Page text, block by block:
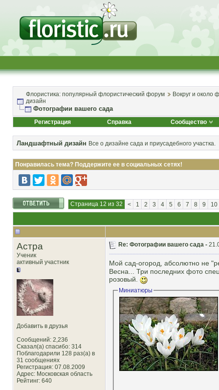
Флористика: популярный флористический форум
Вокруг и около
дизайн
Фотографии вашего сада
Регистрация Справка Сообщество
Ландшафтный дизайн Все о дизайне сада и приусадебного участка.
Понравилась тема? Поддержите ее в социальных сетях!
Страница 12 из 32 < 1 2 3 4 5 6 7 8 9 10
Астра
Ученик
активный участник
Добавить в друзья
Сообщений: 2,236
Сказал(а) спасибо: 314
Поблагодарили 128 раз(а) в
31 сообщениях
Регистрация: 07.08.2009
Адрес: Московская область
Рейтинг: 640
Re: Фотографии вашего сада -
Мой сад-огород, абсолютно не
Весна... Три последних фото
розовый.
Миниатюры